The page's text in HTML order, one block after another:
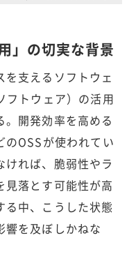
」の切実な背景
支えるソフトウェ
フトウェア）の活用
開発効率を高める
OSSが使われてい
れば、脆弱性やラ
落とす可能性が高
る中、こうした状態
響を及ぼしかねな